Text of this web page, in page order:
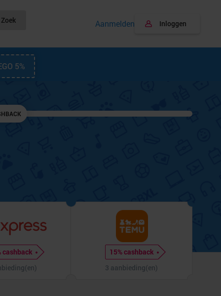
Zoek
Aanmelden Inloggen
5%
cashback
15% cashback
3 aanbieding(en)